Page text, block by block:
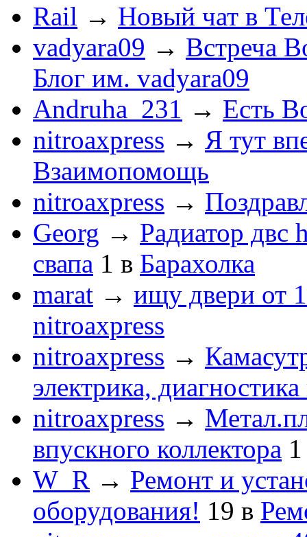
Rail → Новый чат в
vadyara09 → Встреча
Блог им. vadyara09
Andruha_231 → Есть
nitroaxpress → Я тут
Взаимопомощь
nitroaxpress →
Georg → Радиатор двс
свапа 1 в Барахолка
marat → ищу двери от
nitroaxpress
nitroaxpress →
электрика,
nitroaxpress →
впускного коллектора 1
W_R → Ремонт и
оборудования! 19 в